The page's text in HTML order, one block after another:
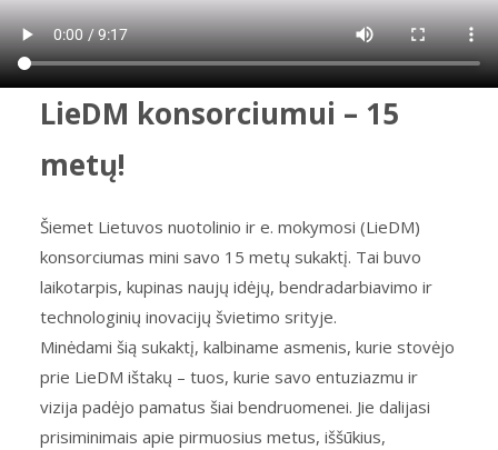
LieDM konsorciumui – 15
metų!
Šiemet Lietuvos nuotolinio ir e. mokymosi (LieDM)
konsorciumas mini savo 15 metų sukaktį. Tai buvo
laikotarpis, kupinas naujų idėjų, bendradarbiavimo ir
technologinių inovacijų švietimo srityje.
Minėdami šią sukaktį, kalbiname asmenis, kurie stovėjo
prie LieDM ištakų – tuos, kurie savo entuziazmu ir
vizija padėjo pamatus šiai bendruomenei. Jie dalijasi
prisiminimais apie pirmuosius metus, iššūkius,